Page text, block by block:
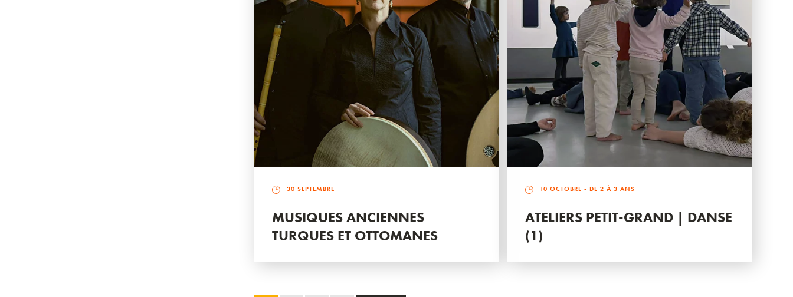
30 SEPTEMBRE
MUSIQUES ANCIENNES
TURQUES ET OTTOMANES
10 OCTOBRE - DE 2 À 3 ANS
ATELIERS PETIT-GRAND | DANSE
(1)